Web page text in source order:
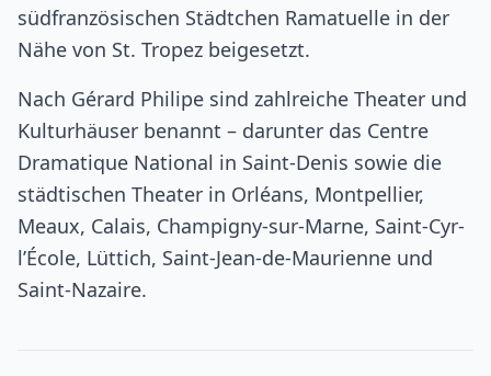
südfranzösischen Städtchen Ramatuelle in der
Nähe von St. Tropez beigesetzt.
Nach Gérard Philipe sind zahlreiche Theater und
Kulturhäuser benannt – darunter das Centre
Dramatique National in Saint-Denis sowie die
städtischen Theater in Orléans, Montpellier,
Meaux, Calais, Champigny-sur-Marne, Saint-Cyr-
l’École, Lüttich, Saint-Jean-de-Maurienne und
Saint-Nazaire.